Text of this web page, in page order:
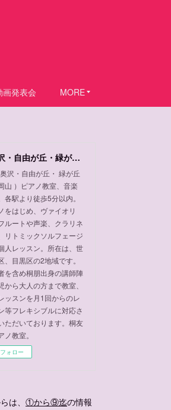
画発表会 MORE
( 奥沢・自由が丘・緑が丘 ・大岡山 ) ピアノ教室、音楽教室
沢・自由が丘・ 緑が丘
山 ）ピアノ教室、音楽
各駅より徒歩5分以内。
をはじめ、ヴァイオリ
ルートや声楽、クラリネ
リトミックソルフェージ
人レッスン。所在は、世
、目黒区の2地域です。
を含め桐朋出身の講師陣
から大人の方まで教室、
ッスンを月1回からのレ
等フレキシブルに対応さ
ただいております。桐友
ノ教室。
フォロー
は、 ①から⑨迄の情報